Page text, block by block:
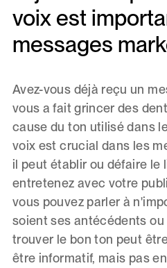
voix est
messages
Avez-vous déjà reçu un
vous a fait grincer des
cause du ton utilisé dans
voix est crucial dans les
il peut établir ou défaire le
entretenez avec votre
vous pouvez parler à
soient ses antécédents
trouver le bon ton peut
être informatif, mais pas